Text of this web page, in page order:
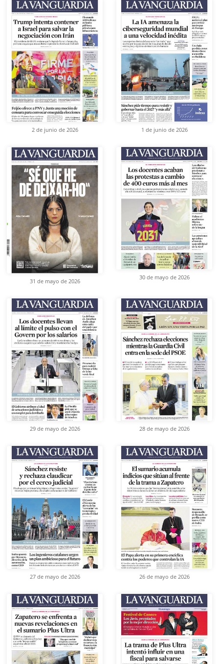
2 de junio de 2026 1 de junio de 2026
31 de mayo de 2026
30 de mayo de 2026
29 de mayo de 2026 28 de mayo de 2026
27 de mayo de 2026 26 de mayo de 2026